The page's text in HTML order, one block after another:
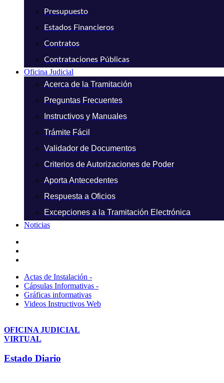
Presupuesto
Estados Financieros
Contratos
Contrataciones Públicas
Oficina Judicial
Acerca de la Tramitación
Preguntas Frecuentes
Instructivos y Manuales
Trámite Fácil
Validador de Documentos
Criterios de Autorizaciones de Poder
Aporta Antecedentes
Respuesta a Oficios
Excepciones a la Tramitación Electrónica
Noticias
Actas de Instalación -
Cápsulas Informativas -
Gráficas informativas
Videos Instructivos Web
OFICINA JUDICIAL
VIRTUAL
Estado Diario